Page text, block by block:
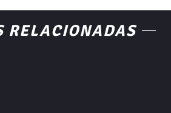
RELACIONADAS